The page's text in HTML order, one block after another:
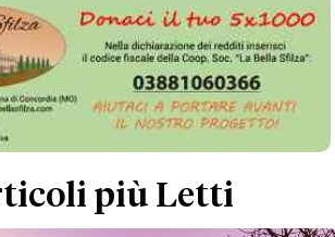
più Letti